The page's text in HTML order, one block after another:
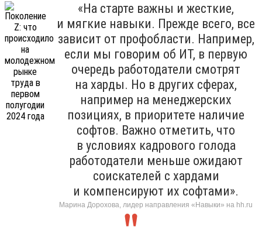
«На старте важны и жесткие,
и мягкие навыки. Прежде всего, все
зависит от профобласти. Например,
если мы говорим об ИТ, в первую
очередь работодатели смотрят
на харды. Но в других сферах,
например на менеджерских
позициях, в приоритете наличие
софтов. Важно отметить, что
в условиях кадрового голода
работодатели меньше ожидают
соискателей с хардами
и компенсируют их софтами».
Марина Дорохова, лидер направления «Навыки» на hh.ru